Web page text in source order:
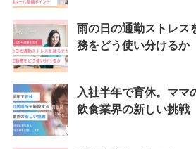
雨の日の通勤ストレス
務をどう使い分けるか
入社半年で育休。ママ
飲食業界の新しい挑戦